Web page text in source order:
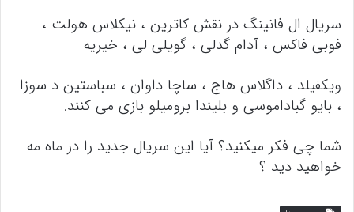
سریال ال فانینگ در نقش کاترین ، نیکلاس هولت ،
فوبی فاکس ، آدام گدلی ، گویلی لی ، خیریه
ویکفیلد ، داگلاس هاج ، ساچا داوان ، سباستین د سوزا
، بایو گباداموسی و بلیندا برومیلو بازی می کنند.
شما چی فکر میکنید؟ آیا این سریال جدید را در ماه مه
خواهید دید ؟